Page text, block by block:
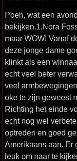
Poeh, wat een
bekijken.1.Nora
maar WOW! Vanaf
deze jonge dame
klinkt als een
echt veel beter
veel
oke te zijn geweest
Richting het einde
echt nog wel
optreden en goed
Amerikaans aan. Er
leuk om naar te